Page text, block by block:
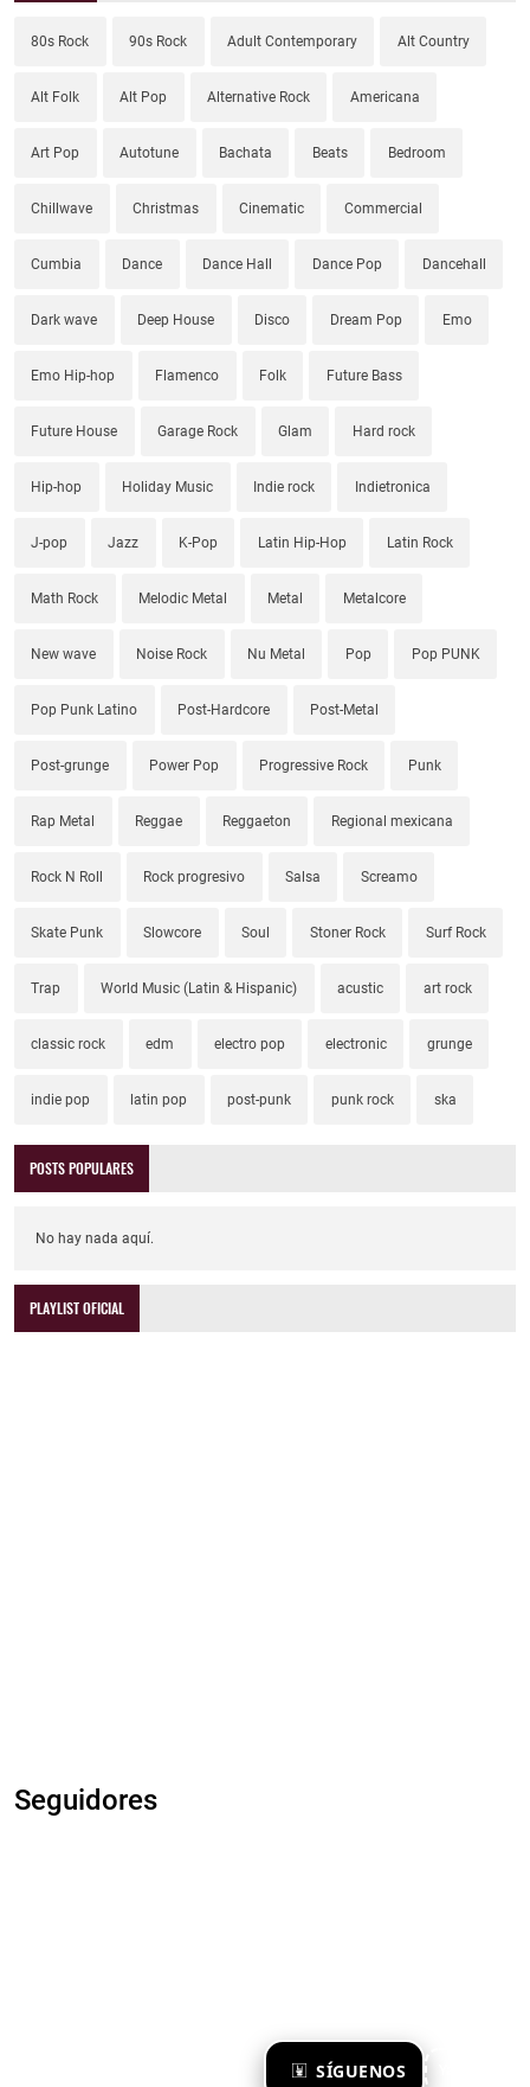
SÍGUENOS
80s Rock 90s Rock Adult Contemporary Alt Country
Alt Folk Alt Pop Alternative Rock Americana
Art Pop Autotune Bachata Beats Bedroom
Chillwave Christmas Cinematic Commercial
Cumbia Dance Dance Hall Dance Pop Dancehall
Dark wave Deep House Disco Dream Pop Emo
Emo Hip-hop Flamenco Folk Future Bass
Future House Garage Rock Glam Hard rock
Hip-hop Holiday Music Indie rock Indietronica
J-pop Jazz K-Pop Latin Hip-Hop Latin Rock
Math Rock Melodic Metal Metal Metalcore
New wave Noise Rock Nu Metal Pop Pop PUNK
Pop Punk Latino Post-Hardcore Post-Metal
Post-grunge Power Pop Progressive Rock Punk
Rap Metal Reggae Reggaeton Regional mexicana
Rock N Roll Rock progresivo Salsa Screamo
Skate Punk Slowcore Soul Stoner Rock Surf Rock
Trap World Music (Latin & Hispanic) acustic art rock
classic rock edm electro pop electronic grunge
indie pop latin pop post-punk punk rock ska
POSTS POPULARES
No hay nada aquí.
PLAYLIST OFICIAL
Seguidores